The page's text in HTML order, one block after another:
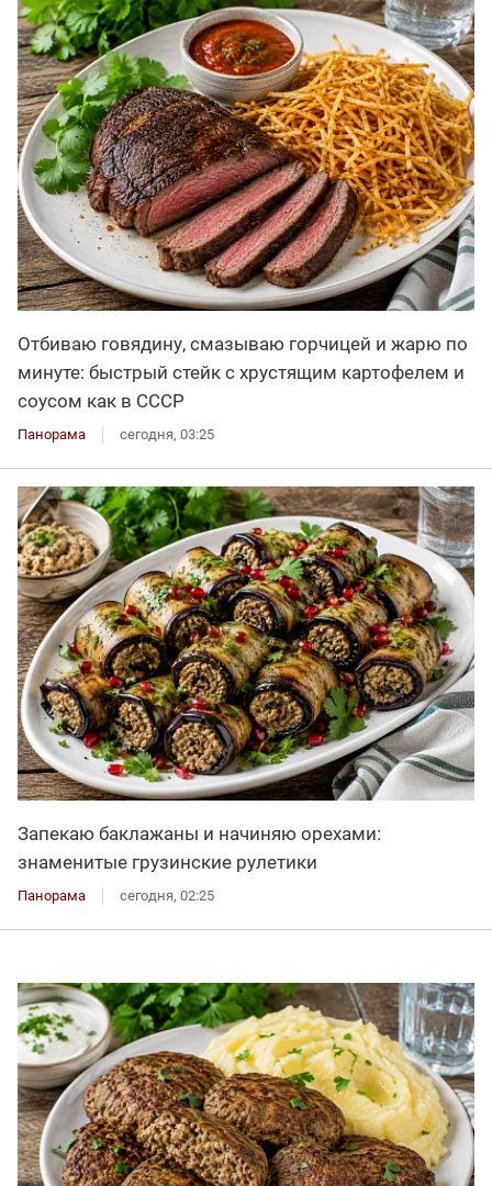
Отбиваю говядину, смазываю горчицей и жарю по
минуте: быстрый стейк с хрустящим картофелем и
соусом как в СССР
Панорама сегодня, 03:25
Запекаю баклажаны и начиняю орехами:
знаменитые грузинские рулетики
Панорама сегодня, 02:25